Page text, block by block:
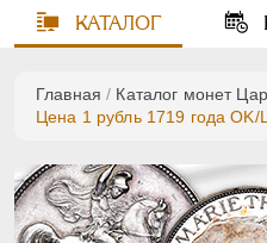
КАТАЛОГ
Главная / Каталог монет
Цена 1 рубль 1719 года